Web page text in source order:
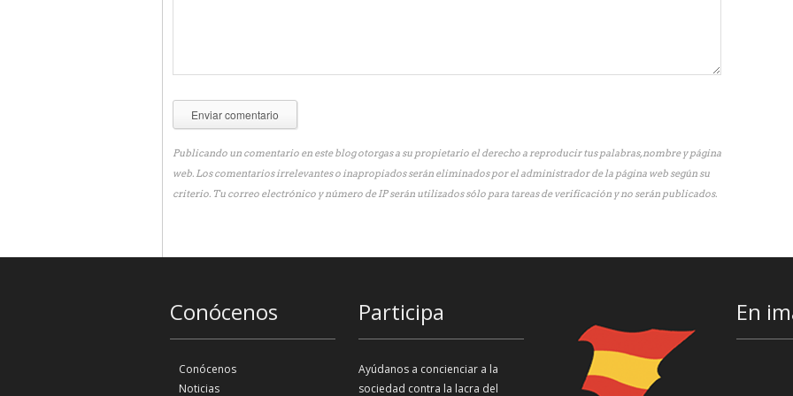
Publicando un comentario en este blog otorgas a su propietario el derecho a reproducir tus palabras, nombre y página
web. Los comentarios irrelevantes o inapropiados serán eliminados por el administrador de la página web según su
criterio. Tu correo electrónico y número de IP serán utilizados sólo para tareas de verificación y no serán publicados.
Conócenos
Conócenos
Noticias
Participa
Ayúdanos a concienciar a la
sociedad contra la lacra del
En